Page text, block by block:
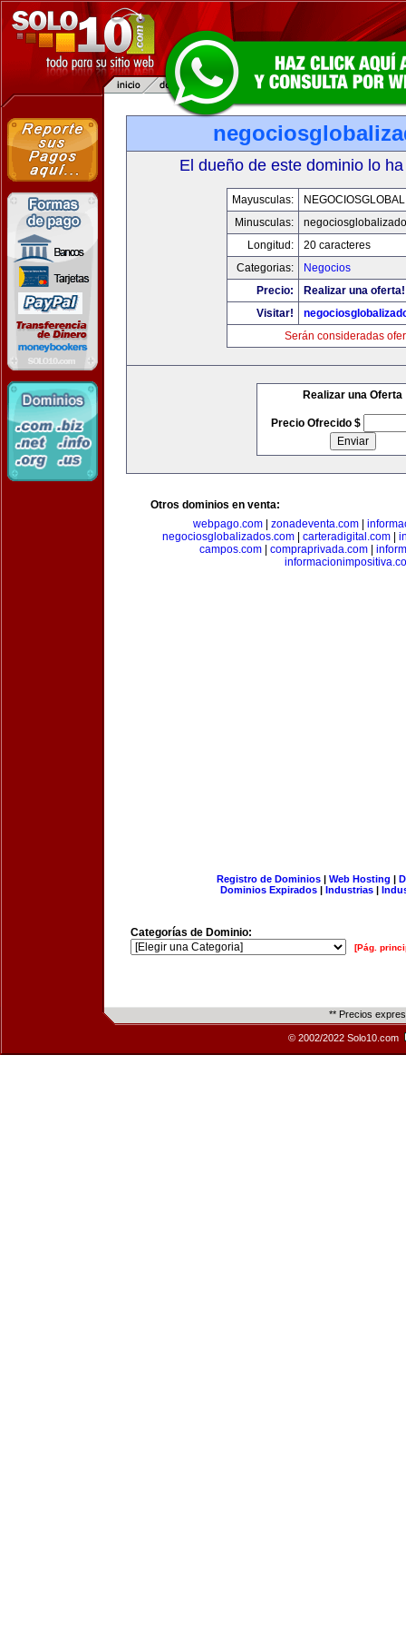
El dueño de este dominio lo
Mayusculas:
Minusculas:
Longitud:
20 caracteres
Categorias:
Negocios
Precio:
Realizar una oferta!
Visitar!
Serán consideradas
Realizar una Oferta
Precio Ofrecido $
Otros dominios en venta:
webpago.com
zonadeventa.com
negociosglobalizados.com
carteradigital.com
campos.com
compraprivada.com
Registro de Dominios| Web Hosting |
Dominios Expirados | Industrias |
Categorías de Dominio:
[Pág.
** Precios
© 2002/2022 Solo10.com